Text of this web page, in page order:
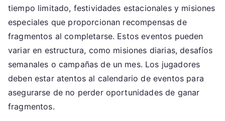
tiempo limitado, festividades estacionales y misiones
especiales que proporcionan recompensas de
fragmentos al completarse. Estos eventos pueden
variar en estructura, como misiones diarias, desafíos
semanales o campañas de un mes. Los jugadores
deben estar atentos al calendario de eventos para
asegurarse de no perder oportunidades de ganar
fragmentos.